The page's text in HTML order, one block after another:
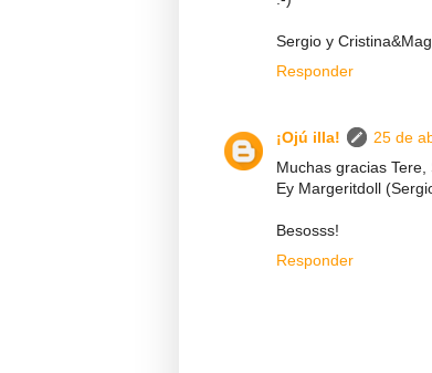
Sergio y
Responder
¡Ojú illa!
25 de
Muchas gracias
Ey Margeritdoll
Besosss!
Responder